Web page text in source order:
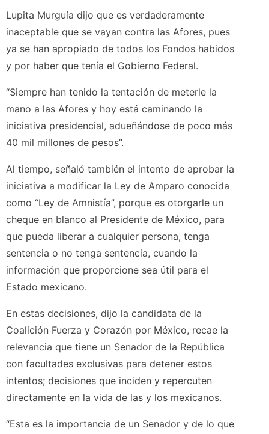
Lupita Murguía dijo que es verdaderamente
inaceptable que se vayan contra las Afores, pues
ya se han apropiado de todos los Fondos habidos
y por haber que tenía el Gobierno Federal.
“Siempre han tenido la tentación de meterle la
mano a las Afores y hoy está caminando la
iniciativa presidencial, adueñándose de poco más
40 mil millones de pesos”.
Al tiempo, señaló también el intento de aprobar la
iniciativa a modificar la Ley de Amparo conocida
como “Ley de Amnistía”, porque es otorgarle un
cheque en blanco al Presidente de México, para
que pueda liberar a cualquier persona, tenga
sentencia o no tenga sentencia, cuando la
información que proporcione sea útil para el
Estado mexicano.
En estas decisiones, dijo la candidata de la
Coalición Fuerza y Corazón por México, recae la
relevancia que tiene un Senador de la República
con facultades exclusivas para detener estos
intentos; decisiones que inciden y repercuten
directamente en la vida de las y los mexicanos.
“Esta es la importancia de un Senador y de lo que